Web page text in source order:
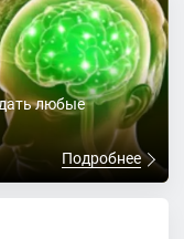
любые
Подробнее